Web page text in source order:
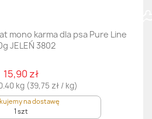
mono karma dla psa Pure Line
JELEŃ 3802
15,90 zł
kg (39,75 zł / kg)
na dostawę
1 szt